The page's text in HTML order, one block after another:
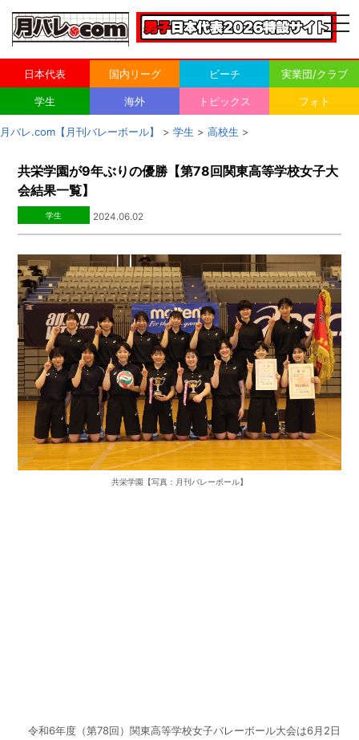
日本代表 国内リーグ ビーチ 実業団/クラブ
学生 海外 トピックス フォト
月バレ.com【月刊バレーボール】 > 学生 > 高校生 >
共栄学園が9年ぶりの優勝【第78回関東高等学校女子大
会結果一覧】
学生 2024.06.02
共栄学園【写真：月刊バレーボール】
令和6年度（第78回）関東高等学校女子バレーボール大会は6月2日